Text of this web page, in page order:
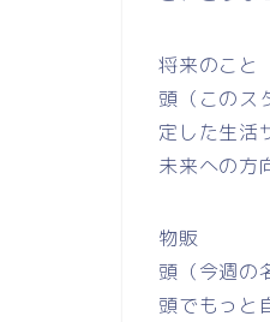
将来のこと
頭（このス
定した生活
未来への方
物販
頭（今週の
頭でもっと